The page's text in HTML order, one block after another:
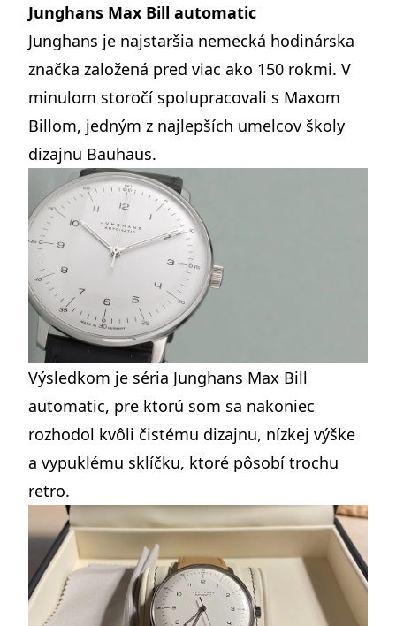
Junghans Max Bill automatic
Junghans je najstaršia nemecká hodinárska
značka založená pred viac ako 150 rokmi. V
minulom storočí spolupracovali s Maxom
Billom, jedným z najlepších umelcov školy
dizajnu Bauhaus.
Výsledkom je séria Junghans Max Bill
automatic, pre ktorú som sa nakoniec
rozhodol kvôli čistému dizajnu, nízkej výške
a vypuklému sklíčku, ktoré pôsobí trochu
retro.